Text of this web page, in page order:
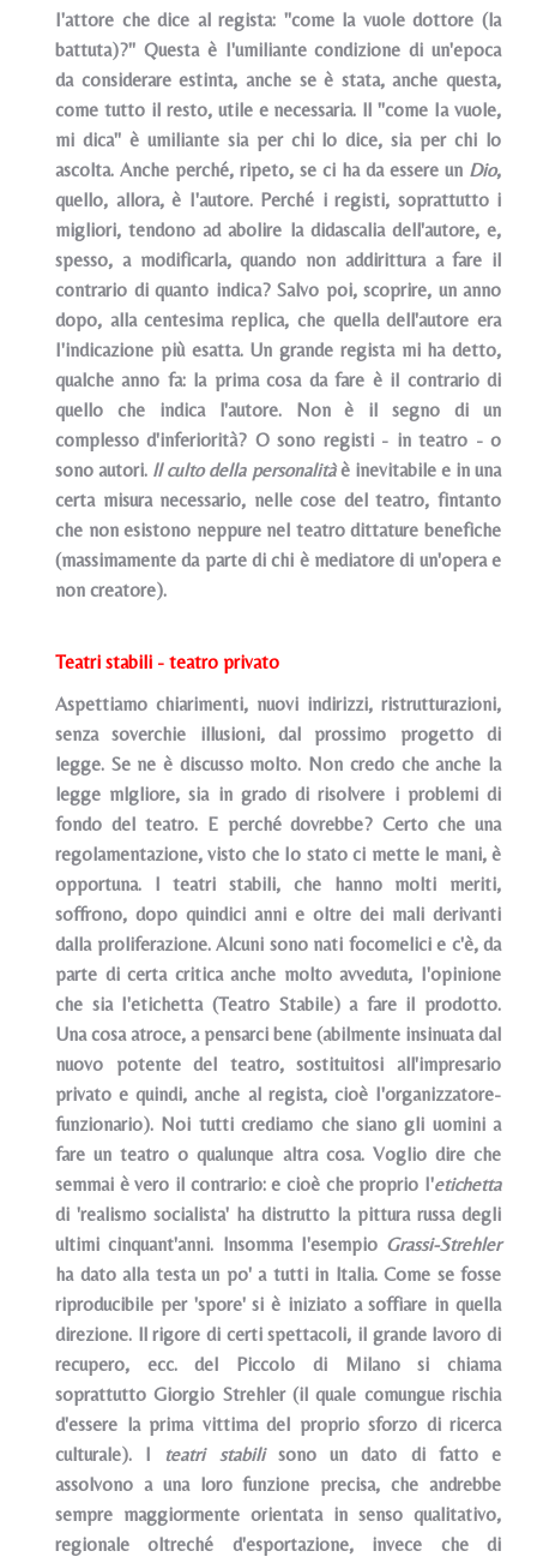
I'attore che dice al regista: "come la vuole dottore (la
battuta)?" Questa è I'umiliante condizione di un'epoca
da considerare estinta, anche se è stata, anche questa,
come tutto il resto, utile e necessaria. ll "come Ia vuole,
mi dica" è umiliante sia per chi lo dice, sia per chi lo
ascolta. Anche perché, ripeto, se ci ha da essere un Dio,
quello, allora, è I'autore. Perché i registi, soprattutto i
migliori, tendono ad abolire la didascalia dell'autore, e,
spesso, a modificarla, quando non addirittura a fare il
contrario di quanto indica? Salvo poi, scoprire, un anno
dopo, alla centesima replica, che quella dell'autore era
I'indicazione più esatta. Un grande regista mi ha detto,
qualche anno fa: la prima cosa da fare è il contrario di
quello che indica l'autore. Non è il segno di un
complesso d'inferiorità? O sono registi - in teatro - o
sono autori. ll culto della personalitàè inevitabile e in una
certa misura necessario, nelle cose del teatro, fintanto
che non esistono neppure nel teatro dittature benefiche
(massimamente da parte di chi è mediatore di un'opera e
non creatore).
Teatri stabili - teatro privato
Aspettiamo chiarimenti, nuovi indirizzi, ristrutturazioni,
senza soverchie illusioni, dal prossimo progetto di
legge. Se ne è discusso molto. Non credo che anche la
legge mlgliore, sia in grado di risolvere i problemi di
fondo del teatro. E perché dovrebbe? Certo che una
regolamentazione, visto che Io stato ci mette le mani, è
opportuna. I teatri stabili, che hanno molti meriti,
soffrono, dopo quindici anni e oltre dei mali derivanti
dalla proliferazione. Alcuni sono nati focomelici e c'è, da
parte di certa critica anche molto avveduta, I'opinione
che sia I'etichetta (Teatro Stabile) a fare il prodotto.
Una cosa atroce, a pensarci bene (abilmente insinuata dal
nuovo potente del teatro, sostituitosi all'impresario
privato e quindi, anche al regista, cioè I'organizzatore-
funzionario). Noi tutti crediamo che siano gli uomini a
fare un teatro o qualunque altra cosa. Voglio dire che
semmai è vero il contrario: e cioè che proprio I'etichetta
di 'realismo socialista' ha distrutto la pittura russa degli
ultimi cinquant'anni. lnsomma I'esempio Grassi-Strehler
ha dato alla testa un po' a tutti in ltalia. Come se fosse
riproducibile per 'spore' si è iniziato a soffiare in quella
direzione. ll rigore di certi spettacoli, il grande lavoro di
recupero, ecc. del Piccolo di Milano si chiama
soprattutto Giorgio Strehler (il quale comungue rischia
d'essere la prima vittima del proprio sforzo di ricerca
culturale). I teatri stabilisono un dato di fatto e
assolvono a una loro funzione precisa, che andrebbe
sempre maggiormente orientata in senso qualitativo,
regionale oltreché d'esportazione, invece che di